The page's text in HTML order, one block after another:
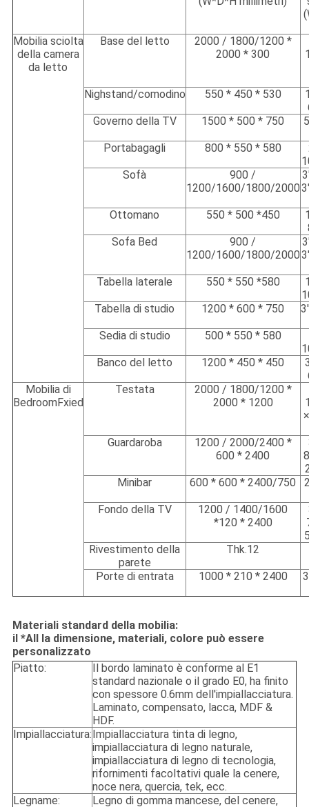
Mobilia sciolta
della camera
da letto
Base del letto
2000 / 1800/1200 *
2000 * 300
Nighstand/comodino 550 * 450 * 530
Governo della TV
1500 * 500 * 750
Portabagagli 800 * 550 * 580
Sofà
900 /
1200/1600/1800/2000
Ottomano 550 * 500 *450
Sofa Bed
900 /
1200/1600/1800/2000
Tabella laterale 550 * 550 *580
Tabella di studio
1200 * 600 * 750
Sedia di studio 500 * 550 * 580
Banco del letto
1200 * 450 * 450
Mobilia di
BedroomFxied
Testata
2000 / 1800/1200 *
2000 * 1200
Guardaroba
1200 / 2000/2400 *
600 * 2400
Minibar
600 * 600 * 2400/750
Fondo della TV
1200 / 1400/1600
*120 * 2400
Rivestimento della
parete
Thk.12
Porte di entrata 1000 * 210 * 2400
Materiali standard della mobilia:
il *All la dimensione, materiali, colore può essere
personalizzato
Piatto:
Il bordo laminato è conforme al E1
standard nazionale o il grado E0, ha finito
con spessore 0.6mm dell'impiallacciatura.
Laminato, compensato, lacca, MDF &
HDF.
Impiallacciatura: Impiallacciatura tinta di legno,
impiallacciatura di legno naturale,
impiallacciatura di legno di tecnologia,
rifornimenti facoltativi quale la cenere,
noce nera, quercia, tek, ecc.
Legname:
Legno di gomma mancese, del cenere,